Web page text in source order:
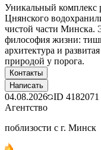
Уникальный комплекс
Цнянского
чистой части Минска.
философия жизни:
архитектура и
природой у порога.
Контакты
Написать
04.08.2026 ID 4182071
Агентство
поблизости с г. Минск